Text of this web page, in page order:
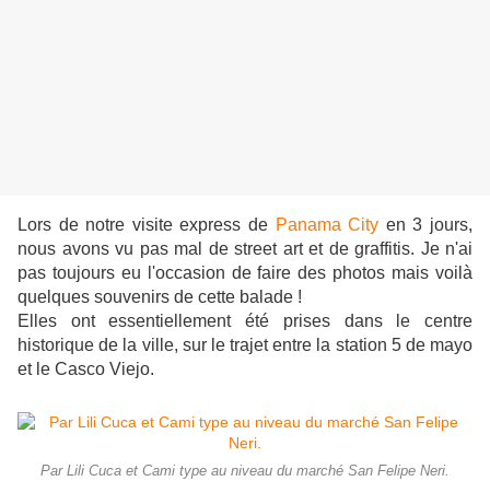
Lors de notre visite express de Panama City en 3 jours,
nous avons vu pas mal de street art et de graffitis. Je n'ai
pas toujours eu l'occasion de faire des photos mais voilà
quelques souvenirs de cette balade !
Elles ont essentiellement été prises dans le centre
historique de la ville, sur le trajet entre la station 5 de mayo
et le Casco Viejo.
Par Lili Cuca et Cami type au niveau du marché San Felipe Neri.